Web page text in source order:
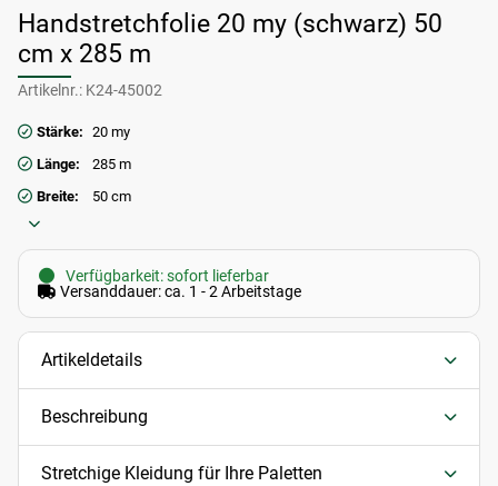
Handstretchfolie 20 my (schwarz) 50
cm x 285 m
Artikelnr.: K24-45002
Stärke: 20 my
Länge:
285 m
Breite:
50 cm
Verfügbarkeit: sofort lieferbar
Versanddauer: ca. 1 - 2 Arbeitstage
Artikeldetails
Beschreibung
Stretchige Kleidung für Ihre Paletten